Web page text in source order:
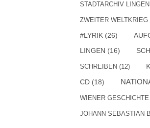
STADTARCHIV LINGEN
ZWEITER WELTKRIEG
#LYRIK (26)
LINGEN (16)
SCHREIBEN (12)
CD (18)
WIENER GESCHICHTE
JOHANN SEBASTIAN